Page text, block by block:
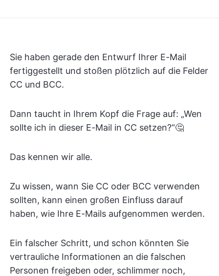
Sie haben gerade den Entwurf Ihrer E-Mail
fertiggestellt und stoßen plötzlich auf die Felder
CC und BCC.
Dann taucht in Ihrem Kopf die Frage auf: „Wen
sollte ich in dieser E-Mail in CC setzen?“🤔
Das kennen wir alle.
Zu wissen, wann Sie CC oder BCC verwenden
sollten, kann einen großen Einfluss darauf
haben, wie Ihre E-Mails aufgenommen werden.
Ein falscher Schritt, und schon könnten Sie
vertrauliche Informationen an die falschen
Personen freigeben oder, schlimmer noch,